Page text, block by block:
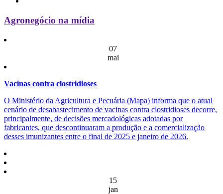
Agronegócio na mídia
07
mai
Vacinas contra clostridioses
O Ministério da Agricultura e Pecuária (Mapa) informa que o atual
cenário de desabastecimento de vacinas contra clostridioses decorre,
principalmente, de decisões mercadológicas adotadas por
fabricantes, que descontinuaram a produção e a comercialização
desses imunizantes entre o final de 2025 e janeiro de 2026.
15
jan